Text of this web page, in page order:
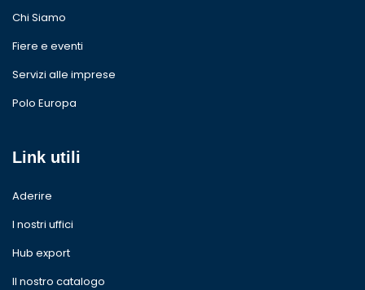
Chi Siamo
Fiere e eventi
Servizi alle imprese
Polo Europa
Link utili
Aderire
I nostri uffici
Hub export
Il nostro catalogo